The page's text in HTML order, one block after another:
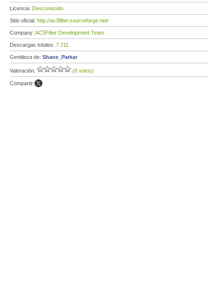
Licencia: Desconocido
Sitio oficial: http://ac3filter.sourceforge.net/
Company: AC3Filter Development Team
Descargas totales: 7 211
Gentileza de: Shane_Parkar
Valoración: (0 votos)
Compartir: